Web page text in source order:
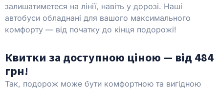
залишатиметеся на лінії, навіть у дорозі. Наші
автобуси обладнані для вашого максимального
комфорту — від початку до кінця подорожі!
Квитки за доступною ціною — від 484
грн!
Так, подорож може бути комфортною та вигідною